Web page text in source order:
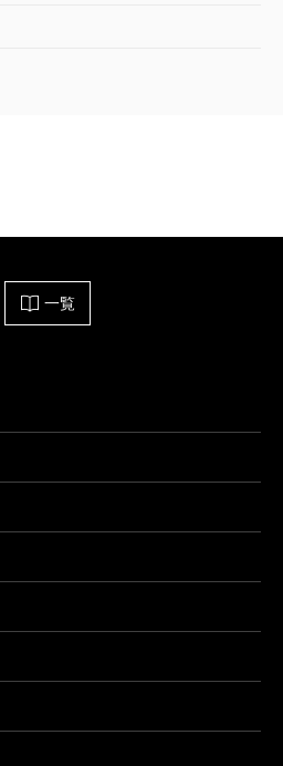
一覧